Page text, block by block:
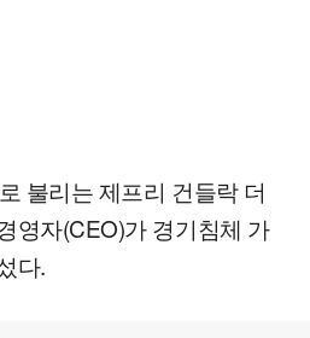
불리는 제프리 건들락 더
영자(CEO)가 경기침체 가
다.